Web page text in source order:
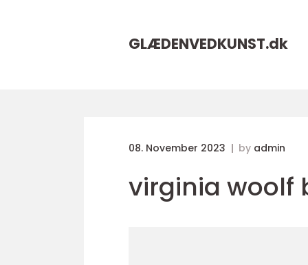
GLÆDENVEDKUNST.dk
08. November 2023 by admin
virginia woolf